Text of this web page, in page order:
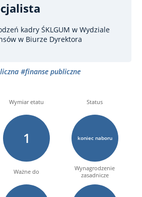
kadry ŚKLGUM w Wydziale
w Biurze Dyrektora
#finanse publiczne
Wymiar etatu
1
Status
koniec naboru
Ważne do
Wynagrodzenie
zasadnicze